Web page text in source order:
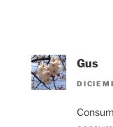
Gus